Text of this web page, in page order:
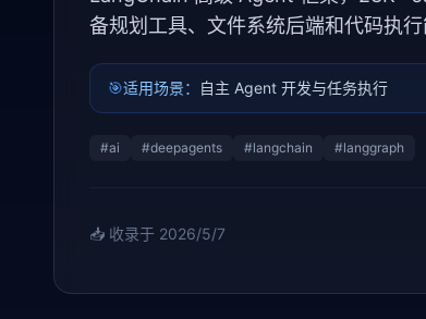
备规划工具、文件系统后端和代码执
🎯适用场景： 自主 Agent 开发与任务执行
#ai #deepagents #langchain #langgraph
📥 收录于 2026/5/7